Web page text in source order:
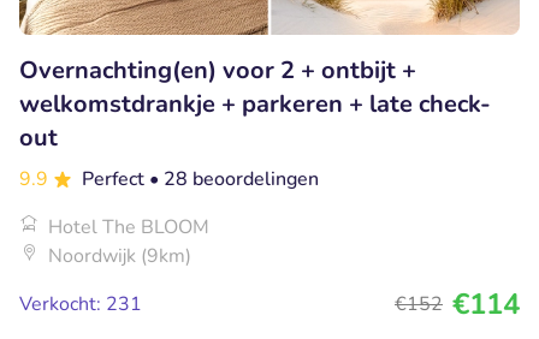
Overnachting(en) voor 2 + ontbijt +
welkomstdrankje + parkeren + late check-
out
9.9 Perfect • 28 beoordelingen
Hotel The BLOOM
Noordwijk (9km)
Verkocht: 231
€152 €114